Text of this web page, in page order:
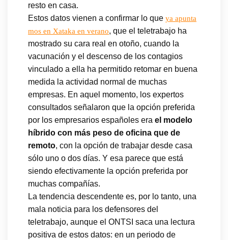
resto en casa.
Estos datos vienen a confirmar lo que ya apunta
mos en Xataka en verano, que el teletrabajo ha
mostrado su cara real en otoño, cuando la
vacunación y el descenso de los contagios
vinculado a ella ha permitido retomar en buena
medida la actividad normal de muchas
empresas. En aquel momento, los expertos
consultados señalaron que la opción preferida
por los empresarios españoles era el modelo
híbrido con más peso de oficina que de
remoto, con la opción de trabajar desde casa
sólo uno o dos días. Y esa parece que está
siendo efectivamente la opción preferida por
muchas compañías.
La tendencia descendente es, por lo tanto, una
mala noticia para los defensores del
teletrabajo, aunque el ONTSI saca una lectura
positiva de estos datos: en un periodo de